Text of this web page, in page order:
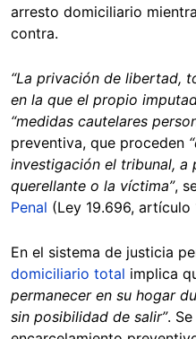
arresto domiciliario
contra.
“La privación de libertad,
en la que el propio
“medidas cautelares
preventiva, que proceden
investigación el tribunal, a
querellante o la víctima”,
Penal (Ley 19.696, artículo
En el sistema de justicia
domiciliario total implica
permanecer en su hogar
sin posibilidad de salir”.